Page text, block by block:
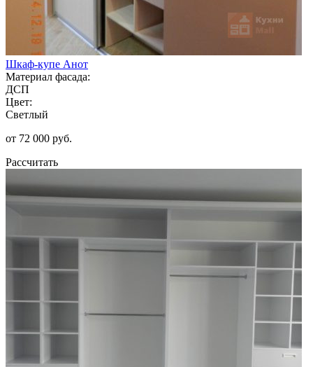
Шкаф-купе Анот
Материал фасада:
ДСП
Цвет:
Светлый
от 72 000 руб.
Рассчитать